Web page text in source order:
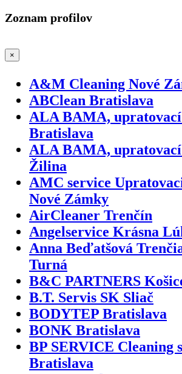
Zoznam profilov
×
A&M Cleaning Nové
ABClean Bratislava
ALA BAMA,
Bratislava
ALA BAMA,
Žilina
AMC service
Nové Zámky
AirCleaner Trenčín
Angelservice Krásna
Anna Beďatšová
Turná
B&C PARTNERS
B.T. Servis SK Sliač
BODYTEP Bratislava
BONK Bratislava
BP SERVICE Cleaning
Bratislava